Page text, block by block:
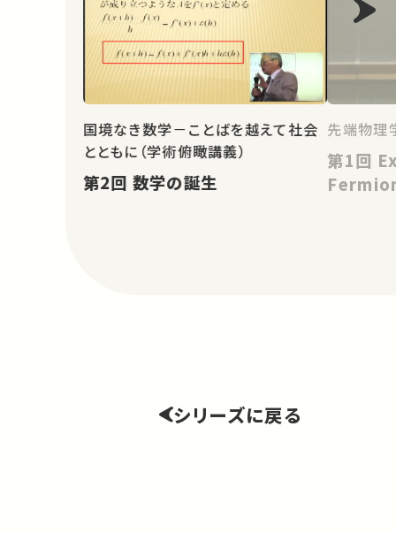
国境なき数学－ことばを越えて社会
とともに（学術俯瞰講義）
第2回 数学の誕生
先端物理
第1回 Exterior Product,
シリーズに戻る